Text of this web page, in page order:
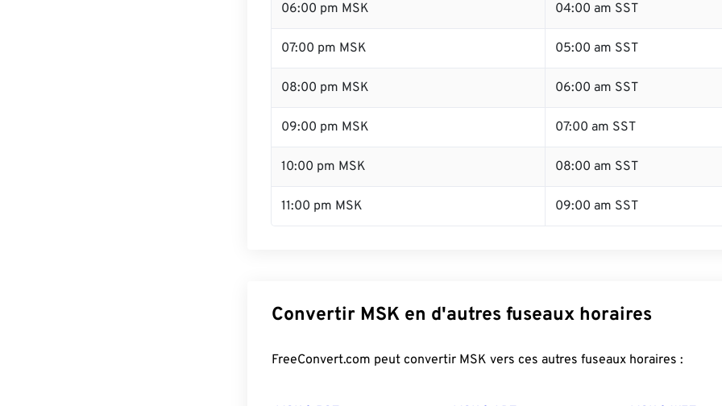
06:00 pm MSK 04:00 am SST
07:00 pm MSK 05:00 am SST
08:00 pm MSK 06:00 am SST
09:00 pm MSK 07:00 am SST
10:00 pm MSK 08:00 am SST
11:00 pm MSK 09:00 am SST
Convertir MSK en d'autres fuseaux horaires
FreeConvert.com peut convertir MSK vers ces autres fuseaux horaires :